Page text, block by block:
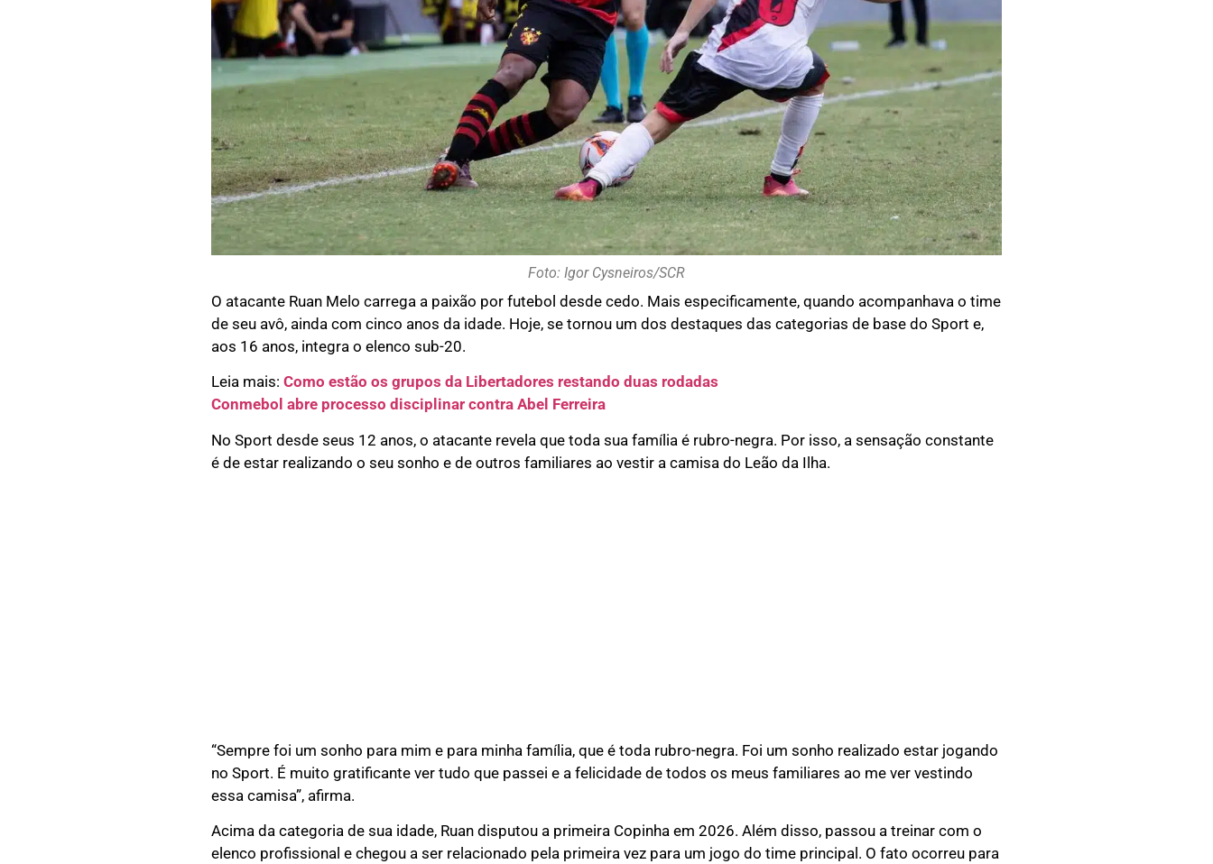
Foto: Igor Cysneiros/SCR
O atacante Ruan Melo carrega a paixão por futebol desde cedo. Mais especificamente, quando acompanhava o time
de seu avô, ainda com cinco anos da idade. Hoje, se tornou um dos destaques das categorias de base do Sport e,
aos 16 anos, integra o elenco sub-20.
Leia mais: Como estão os grupos da Libertadores restando duas rodadas
Conmebol abre processo disciplinar contra Abel Ferreira
No Sport desde seus 12 anos, o atacante revela que toda sua família é rubro-negra. Por isso, a sensação constante
é de estar realizando o seu sonho e de outros familiares ao vestir a camisa do Leão da Ilha.
“Sempre foi um sonho para mim e para minha família, que é toda rubro-negra. Foi um sonho realizado estar jogando
no Sport. É muito gratificante ver tudo que passei e a felicidade de todos os meus familiares ao me ver vestindo
essa camisa”, afirma.
Acima da categoria de sua idade, Ruan disputou a primeira Copinha em 2026. Além disso, passou a treinar com o
elenco profissional e chegou a ser relacionado pela primeira vez para um jogo do time principal. O fato ocorreu para